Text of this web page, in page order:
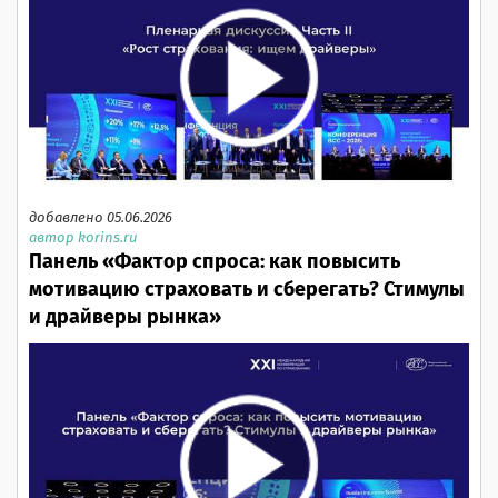
добавлено 05.06.2026
автор korins.ru
Панель «Фактор спроса: как повысить
мотивацию страховать и сберегать? Стимулы
и драйверы рынка»